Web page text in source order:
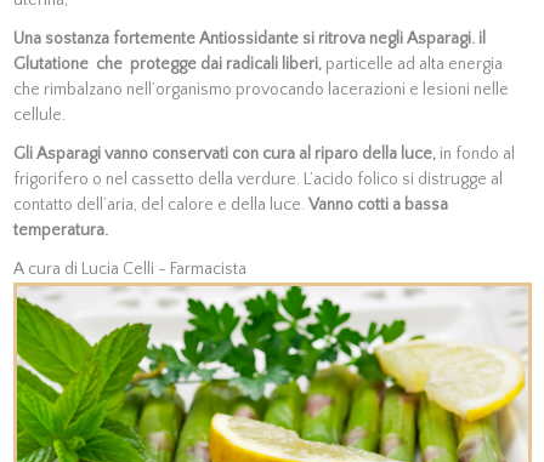
Una sostanza fortemente Antiossidante si ritrova negli Asparagi. il
Glutatione che protegge dai radicali liberi,particelle ad alta energia
che rimbalzano nell’organismo provocando lacerazioni e lesioni nelle
cellule.
Gli Asparagi vanno conservati con cura al riparo della luce, in fondo al
frigorifero o nel cassetto della verdure. L’acido folico si distrugge al
contatto dell’aria, del calore e della luce. Vanno cotti a bassa
temperatura.
A cura di Lucia Celli - Farmacista